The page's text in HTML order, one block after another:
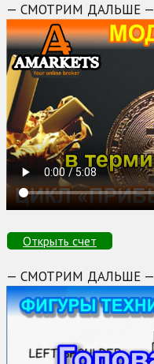
— СМОТРИМ ДАЛЬШЕ —
Открыть счет
— СМОТРИМ ДАЛЬШЕ —